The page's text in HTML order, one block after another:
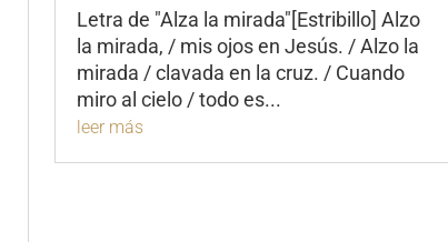
Letra de "Alza la mirada"[Estribillo] Alzo
la mirada, / mis ojos en Jesús. / Alzo la
mirada / clavada en la cruz. / Cuando
miro al cielo / todo es...
leer más